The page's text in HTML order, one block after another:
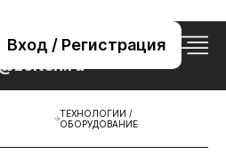
Вход / Регистрация
221-76-32
ТЕХНОЛОГИИ /
ОБОРУДОВАНИЕ